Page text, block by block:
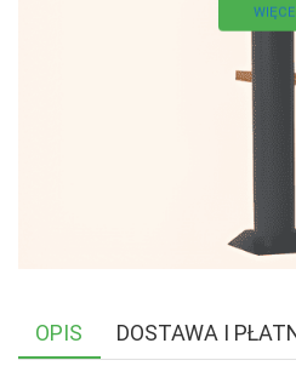
OPIS DOSTAWA I